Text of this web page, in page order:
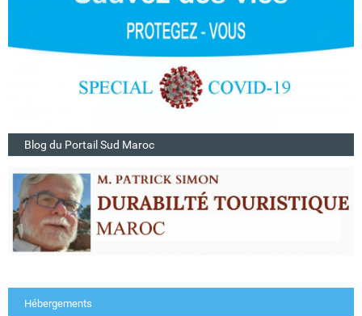
Blog du Portail Sud Maroc
Hébergements